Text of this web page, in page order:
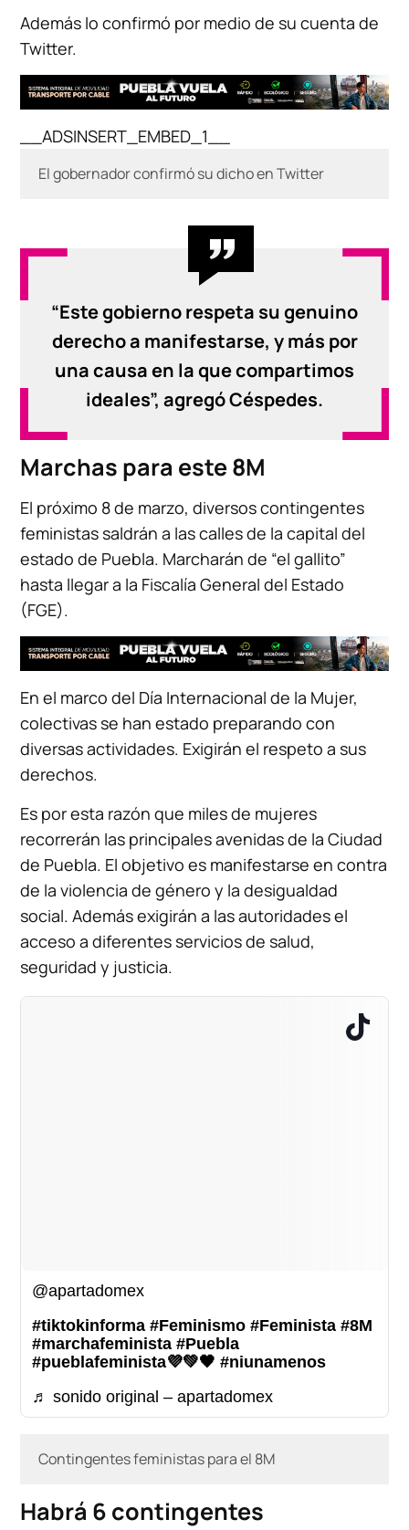
Además lo confirmó por medio de su cuenta de
Twitter.
__ADSINSERT_EMBED_1__
El gobernador confirmó su dicho en Twitter
“Este gobierno respeta su genuino
derecho a manifestarse, y más por
una causa en la que compartimos
ideales”, agregó Céspedes.
Marchas para este 8M
El próximo 8 de marzo, diversos contingentes
feministas saldrán a las calles de la capital del
estado de Puebla. Marcharán de “el gallito”
hasta llegar a la Fiscalía General del Estado
(FGE).
En el marco del Día Internacional de la Mujer,
colectivas se han estado preparando con
diversas actividades. Exigirán el respeto a sus
derechos.
Es por esta razón que miles de mujeres
recorrerán las principales avenidas de la Ciudad
de Puebla. El objetivo es manifestarse en contra
de la violencia de género y la desigualdad
social. Además exigirán a las autoridades el
acceso a diferentes servicios de salud,
seguridad y justicia.
@apartadomex
#tiktokinforma #Feminismo #Feminista #8M
#marchafeminista #Puebla
#pueblafeminista💜💚🖤 #niunamenos
♬ sonido original – apartadomex
Contingentes feministas para el 8M
Habrá 6 contingentes